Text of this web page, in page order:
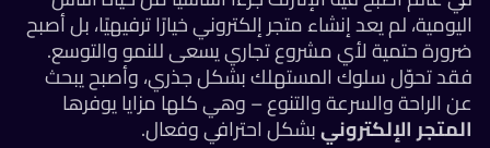
اليومية، لم يعد إنشاء متجر إلكتروني خيارًا ترفيهيًا، بل أصبح
ضرورة حتمية لأي مشروع تجاري يسعى للنمو والتوسع.
فقد تحوّل سلوك المستهلك بشكل جذري، وأصبح يبحث
عن الراحة والسرعة والتنوع – وهي كلها مزايا يوفرها
المتجر الإلكترونيبشكل احترافي وفعال.